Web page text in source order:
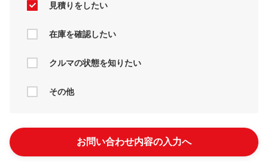
見積りをしたい
在庫を確認したい
クルマの状態を知りたい
その他
お問い合わせ内容の入力へ